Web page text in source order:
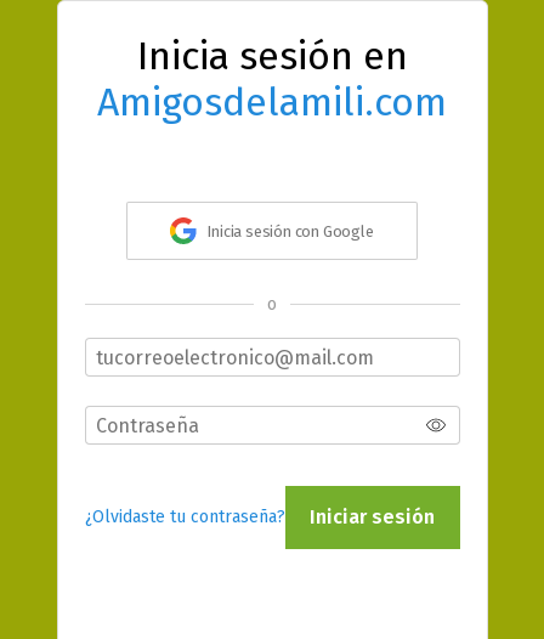
Inicia sesión en
Amigosdelamili.com
Inicia sesión con Google
o
¿Olvidaste tu contraseña? Iniciar sesión